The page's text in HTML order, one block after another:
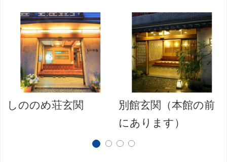
しののめ荘玄関
別館玄関（本館の前
にあります）